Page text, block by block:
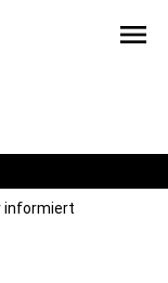
menu
informiert